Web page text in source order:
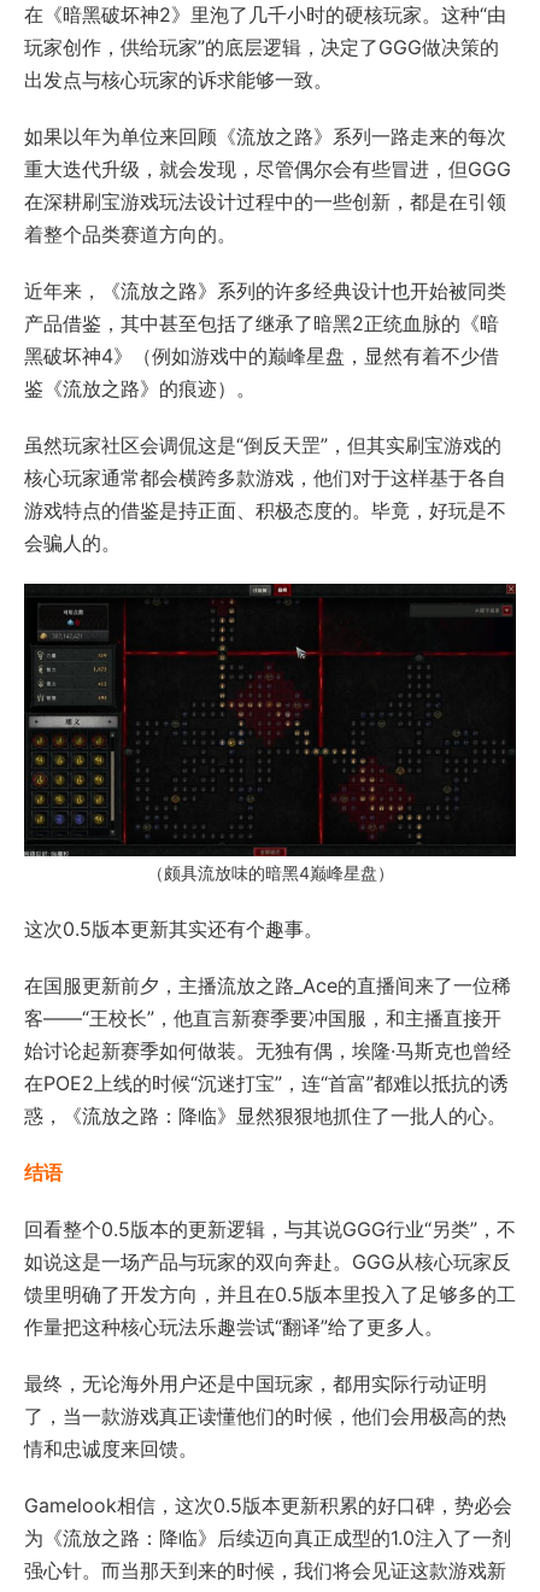
在《暗黑破坏神2》里泡了几千小时的硬核玩家。这种“由
玩家创作，供给玩家”的底层逻辑，决定了GGG做决策的
出发点与核心玩家的诉求能够一致。
如果以年为单位来回顾《流放之路》系列一路走来的每次
重大迭代升级，就会发现，尽管偶尔会有些冒进，但GGG
在深耕刷宝游戏玩法设计过程中的一些创新，都是在引领
着整个品类赛道方向的。
近年来，《流放之路》系列的许多经典设计也开始被同类
产品借鉴，其中甚至包括了继承了暗黑2正统血脉的《暗
黑破坏神4》（例如游戏中的巅峰星盘，显然有着不少借
鉴《流放之路》的痕迹）。
虽然玩家社区会调侃这是“倒反天罡”，但其实刷宝游戏的
核心玩家通常都会横跨多款游戏，他们对于这样基于各自
游戏特点的借鉴是持正面、积极态度的。毕竟，好玩是不
会骗人的。
（颇具流放味的暗黑4巅峰星盘）
这次0.5版本更新其实还有个趣事。
在国服更新前夕，主播流放之路_Ace的直播间来了一位稀
客——“王校长”，他直言新赛季要冲国服，和主播直接开
始讨论起新赛季如何做装。无独有偶，埃隆·马斯克也曾经
在POE2上线的时候“沉迷打宝”，连“首富”都难以抵抗的诱
惑，《流放之路：降临》显然狠狠地抓住了一批人的心。
结语
回看整个0.5版本的更新逻辑，与其说GGG行业“另类”，不
如说这是一场产品与玩家的双向奔赴。GGG从核心玩家反
馈里明确了开发方向，并且在0.5版本里投入了足够多的工
作量把这种核心玩法乐趣尝试“翻译”给了更多人。
最终，无论海外用户还是中国玩家，都用实际行动证明
了，当一款游戏真正读懂他们的时候，他们会用极高的热
情和忠诚度来回馈。
Gamelook相信，这次0.5版本更新积累的好口碑，势必会
为《流放之路：降临》后续迈向真正成型的1.0注入了一剂
强心针。而当那天到来的时候，我们将会见证这款游戏新